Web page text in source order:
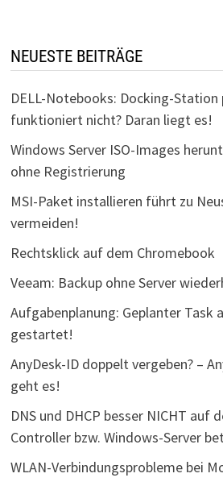
NEUESTE BEITRÄGE
DELL-Notebooks: Docking-Station
funktioniert nicht? Daran liegt es!
Windows Server ISO-Images
ohne Registrierung
MSI-Paket installieren führt zu
vermeiden!
Rechtsklick auf dem Chromebook
Veeam: Backup ohne Server
Aufgabenplanung: Geplanter Task
gestartet!
AnyDesk-ID doppelt vergeben? –
geht es!
DNS und DHCP besser NICHT auf
Controller bzw. Windows-Server
WLAN-Verbindungsprobleme bei